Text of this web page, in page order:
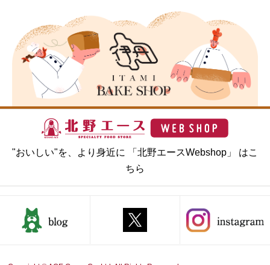
"おいしい"を、より身近に 「北野エースWebshop」 はこ
ちら